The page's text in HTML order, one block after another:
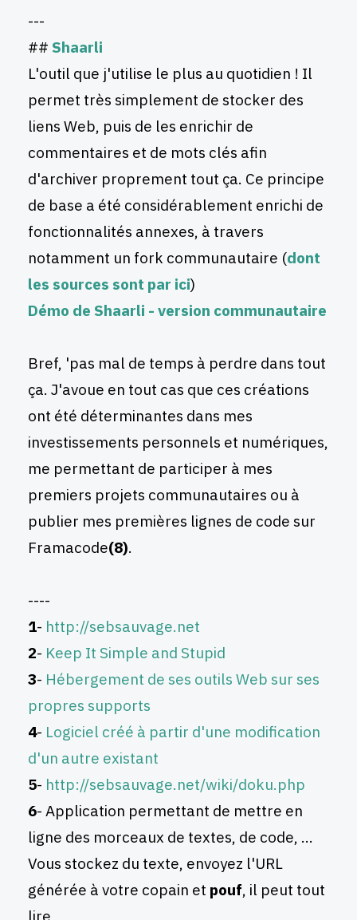
---
## Shaarli
L'outil que j'utilise le plus au quotidien ! Il
permet très simplement de stocker des
liens Web, puis de les enrichir de
commentaires et de mots clés afin
d'archiver proprement tout ça. Ce principe
de base a été considérablement enrichi de
fonctionnalités annexes, à travers
notamment un fork communautaire (dont
les sources sont par ici)
Démo de Shaarli - version communautaire
Bref, 'pas mal de temps à perdre dans tout
ça. J'avoue en tout cas que ces créations
ont été déterminantes dans mes
investissements personnels et numériques,
me permettant de participer à mes
premiers projets communautaires ou à
publier mes premières lignes de code sur
Framacode(8).
----
1- http://sebsauvage.net
2- Keep It Simple and Stupid
3- Hébergement de ses outils Web sur ses
propres supports
4- Logiciel créé à partir d'une modification
d'un autre existant
5- http://sebsauvage.net/wiki/doku.php
6- Application permettant de mettre en
ligne des morceaux de textes, de code, ...
Vous stockez du texte, envoyez l'URL
générée à votre copain et pouf, il peut tout
lire